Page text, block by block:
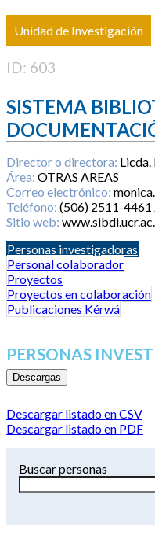
Unidad de Investigación
ID: 603
SISTEMA
Director o directora:
Área: OTRAS AREAS
Correo electrónico:
Teléfono: (506) 2511-
Sitio web:
Personas investigadoras
Personal colaborador
Proyectos
Proyectos en colaboración
Publicaciones Kérwá
PERSONAS
Descargas
Descargar listado en CSV
Descargar listado en PDF
Buscar personas